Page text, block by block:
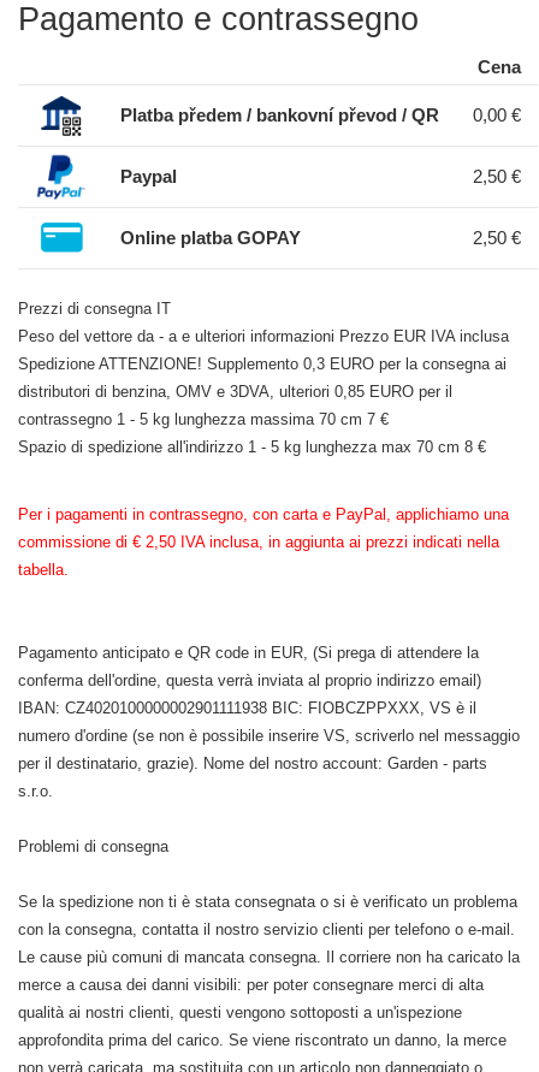
Pagamento e contrassegno
Cena
Platba předem / bankovní převod / QR 0,00 €
Paypal 2,50 €
Online platba GOPAY 2,50 €
Prezzi di consegna IT
Peso del vettore da - a e ulteriori informazioni Prezzo EUR IVA inclusa
Spedizione ATTENZIONE! Supplemento 0,3 EURO per la consegna ai
distributori di benzina, OMV e 3DVA, ulteriori 0,85 EURO per il
contrassegno 1 - 5 kg lunghezza massima 70 cm 7 €
Spazio di spedizione all'indirizzo 1 - 5 kg lunghezza max 70 cm 8 €
Per i pagamenti in contrassegno, con carta e PayPal, applichiamo una
commissione di € 2,50 IVA inclusa, in aggiunta ai prezzi indicati nella
tabella.
Pagamento anticipato e QR code in EUR, (Si prega di attendere la
conferma dell'ordine, questa verrà inviata al proprio indirizzo email)
IBAN: CZ4020100000002901111938 BIC: FIOBCZPPXXX, VS è il
numero d'ordine (se non è possibile inserire VS, scriverlo nel messaggio
per il destinatario, grazie). Nome del nostro account: Garden - parts
s.r.o.
Problemi di consegna
Se la spedizione non ti è stata consegnata o si è verificato un problema
con la consegna, contatta il nostro servizio clienti per telefono o e-mail.
Le cause più comuni di mancata consegna. Il corriere non ha caricato la
merce a causa dei danni visibili: per poter consegnare merci di alta
qualità ai nostri clienti, questi vengono sottoposti a un'ispezione
approfondita prima del carico. Se viene riscontrato un danno, la merce
non verrà caricata, ma sostituita con un articolo non danneggiato o